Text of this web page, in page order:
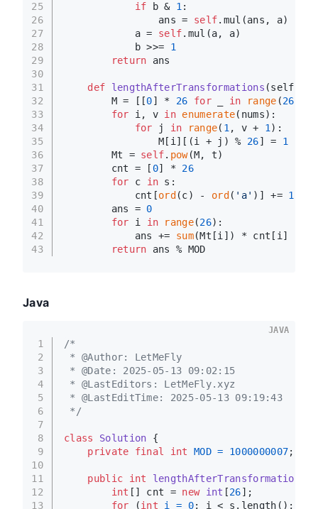
25
26
27
28
29
30
31
32
33
34
35
36
37
38
39
40
41
42
43
if b & 1:
                ans =
self.mul(ans, a)
            a =
self.mul(a, a)
            b >>=
1
return ans
def lengthAfterTransformations (self,
        M = [[
0] * 26 for in range (26
for i, v in enumerate(nums):
for j in range( 1, v + 1):
                M[i][(i + j) %
26] = 1
        Mt =
self. pow(M, t)
        cnt = [
0] * 26
for c in s:
            cnt[
ord (c) - ord ( 'a' )] += 1
        ans =
0
for i in range(26):
            ans +=
sum(Mt[i]) * cnt[i]
return ans % MOD
Java
1
2
3
4
5
6
7
8
9
10
11
12
13
/*
* @Author: LetMeFly
* @Date: 2025-05-13 09:02:15
* @LastEditors: LetMeFly.xyz
* @LastEditTime: 2025-05-13 09:19:43
*/
class Solution {
private
final int MOD = 1000000007;
public int lengthAfterTransformations
int [] cnt = new int [26];
for (int i = 0; i < s.length();
JAVA